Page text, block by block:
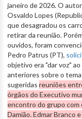
janeiro de 2026. O
Osvaldo Lopes
que desagradou os
retirar da reunião.
ouvidos, foram
Pedro Patrus (PT),
objetivo era "dar voz"
anteriores sobre o
sugeridas reuniões
órgãos do Executivo
encontro do grupo com
Damião. Edmar Branco